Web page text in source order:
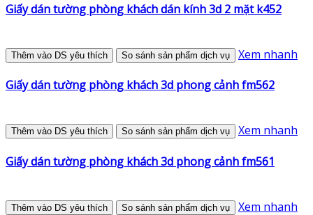
Giấy dán tường phòng khách dán kính 3d 2 mặt k452
Thêm vào DS yêu thích So sánh sản phẩm dịch vụ Xem nhanh
Giấy dán tường phòng khách 3d phong cảnh fm562
Thêm vào DS yêu thích So sánh sản phẩm dịch vụ Xem nhanh
Giấy dán tường phòng khách 3d phong cảnh fm561
Thêm vào DS yêu thích So sánh sản phẩm dịch vụ Xem nhanh